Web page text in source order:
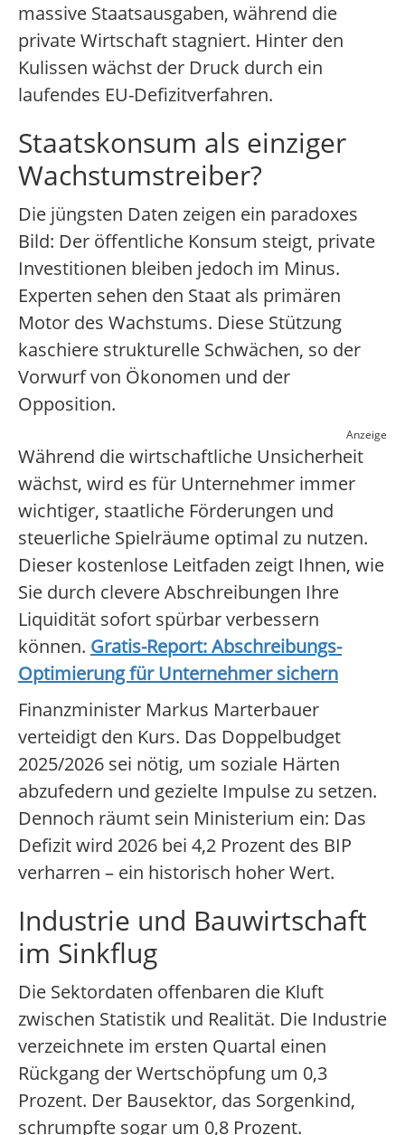
massive Staatsausgaben, während die
private Wirtschaft stagniert. Hinter den
Kulissen wächst der Druck durch ein
laufendes EU-Defizitverfahren.
Staatskonsum als einziger
Wachstumstreiber?
Die jüngsten Daten zeigen ein paradoxes
Bild: Der öffentliche Konsum steigt, private
Investitionen bleiben jedoch im Minus.
Experten sehen den Staat als primären
Motor des Wachstums. Diese Stützung
kaschiere strukturelle Schwächen, so der
Vorwurf von Ökonomen und der
Opposition.
Anzeige
Während die wirtschaftliche Unsicherheit
wächst, wird es für Unternehmer immer
wichtiger, staatliche Förderungen und
steuerliche Spielräume optimal zu nutzen.
Dieser kostenlose Leitfaden zeigt Ihnen, wie
Sie durch clevere Abschreibungen Ihre
Liquidität sofort spürbar verbessern
können. Gratis-Report: Abschreibungs-
Optimierung für Unternehmer sichern
Finanzminister Markus Marterbauer
verteidigt den Kurs. Das Doppelbudget
2025/2026 sei nötig, um soziale Härten
abzufedern und gezielte Impulse zu setzen.
Dennoch räumt sein Ministerium ein: Das
Defizit wird 2026 bei 4,2 Prozent des BIP
verharren – ein historisch hoher Wert.
Industrie und Bauwirtschaft
im Sinkflug
Die Sektordaten offenbaren die Kluft
zwischen Statistik und Realität. Die Industrie
verzeichnete im ersten Quartal einen
Rückgang der Wertschöpfung um 0,3
Prozent. Der Bausektor, das Sorgenkind,
schrumpfte sogar um 0,8 Prozent.